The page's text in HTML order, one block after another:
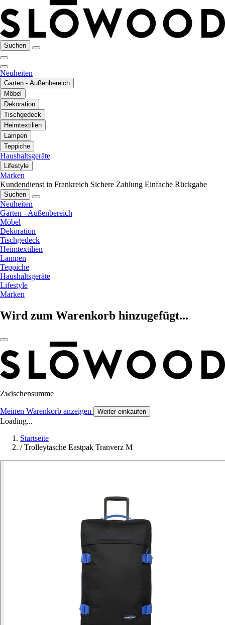
Suchen
Neuheiten
Garten - Außenbereich
Möbel
Dekoration
Tischgedeck
Heimtextilien
Lampen
Teppiche
Haushaltsgeräte
Lifestyle
Marken
Kundendienst in Frankreich Sichere Zahlung Einfache Rückgabe
Suchen
Neuheiten
Garten - Außenbereich
Möbel
Dekoration
Tischgedeck
Heimtextilien
Lampen
Teppiche
Haushaltsgeräte
Lifestyle
Marken
Wird zum Warenkorb hinzugefügt...
Zwischensumme
Meinen Warenkorb anzeigen Weiter einkaufen
Loading...
Startseite
/ Trolleytasche Eastpak Tranverz M